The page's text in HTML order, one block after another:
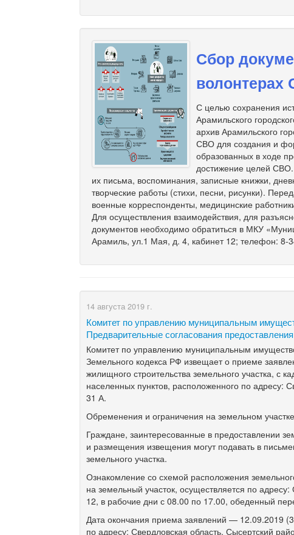
Сбор
С целью сохранения
Арамильского
архив Арамильского
СВО для создания и
образованных в ходе
достижение целей
их письма, воспоминания, записные книжки,
творческие работы (стихи, песни, рисунки).
военные корреспонденты, медицинские
Для осуществления взаимодействия, для
документов необходимо обратиться в МКУ
Арамиль, ул.1 Мая, д. 4, кабинет 12; телефон: 8-
14 августа 2019 г.
Комитет по управлению муниципальным
Предварительные согласования
Комитет по управлению муниципальным
Земельного кодекса РФ извещает о приеме
жилищного строительства земельного участка,
населенных пунктов, расположенного по адресу:
31 А.
Обременения и ограничения на земельном
Граждане, заинтересованные в предоставлении
и размещения извещения могут подавать в
земельного участка.
Ознакомление со схемой расположения
на земельный участок, осуществляется по
12, в рабочие дни с 08.00 по 17.00, обеденный
Дата окончания приема заявлений — 12.09.2019
по адресу: Свердловская область, Сысертский